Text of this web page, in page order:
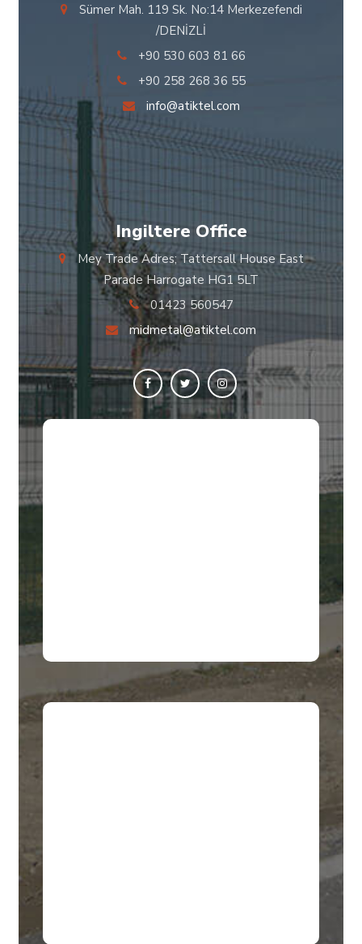
Sümer Mah. 119 Sk. No:14 Merkezefendi
/DENİZLİ
+90 530 603 81 66
+90 258 268 36 55
info@atiktel.com
Ingiltere Office
Mey Trade Adres; Tattersall House East
Parade Harrogate HG1 5LT
01423 560547
midmetal@atiktel.com